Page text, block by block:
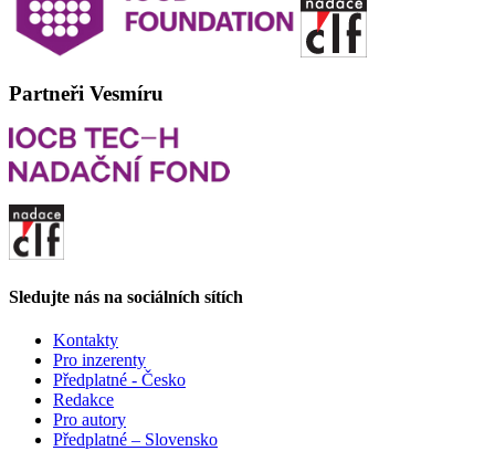
Partneři Vesmíru
Sledujte nás na sociálních sítích
Kontakty
Pro inzerenty
Předplatné - Česko
Redakce
Pro autory
Předplatné – Slovensko